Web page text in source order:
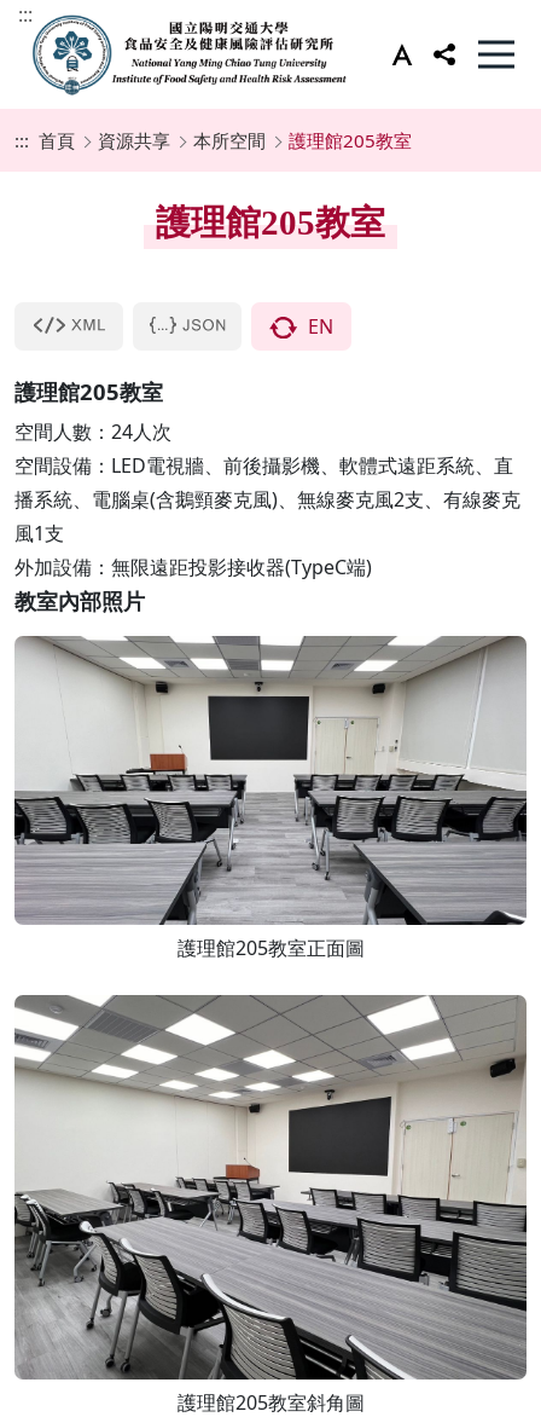
:::
::: 首頁 資源共享 本所空間 護理館205教室
護理館205教室
EN
護理館205教室
空間人數：24人次
空間設備：LED電視牆、前後攝影機、軟體式遠距系統、直
播系統、電腦桌(含鵝頸麥克風)、無線麥克風2支、有線麥克
風1支
外加設備：無限遠距投影接收器(TypeC端)
教室內部照片
護理館205教室正面圖
護理館205教室斜角圖